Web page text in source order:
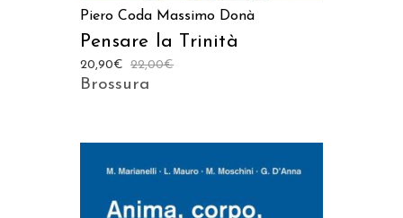
Piero Coda Massimo Donà
Pensare la Trinità
22,00€
20,90€
Brossura